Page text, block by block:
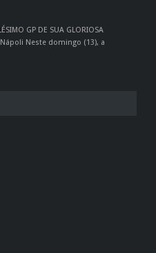
GP DE SUA GLORIOSA
Nápoli Neste domingo (13), a